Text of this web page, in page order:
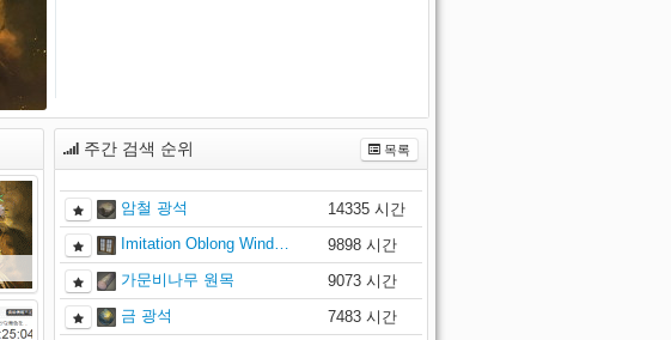
주간 검색 순위 목록
암철 광석
14335 시간
Imitation Oblong Wind…
9898 시간
가문비나무 원목
9073 시간
금 광석
7483 시간